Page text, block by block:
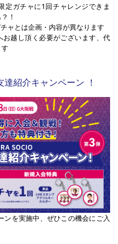
定ガチャに1回チャレンジできま
！
ャとは企画・内容が異なります
越し頂く必要がございます、代
紹介キャンペーン ！
ンを実施中、ぜひこの機会にご入